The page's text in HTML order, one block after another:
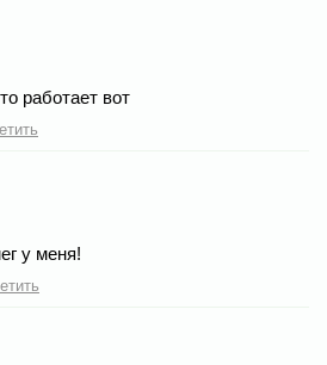
работает вот
у меня!